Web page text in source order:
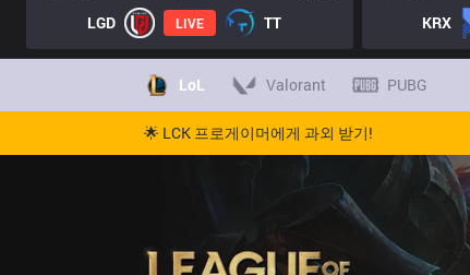
LGD LIVE TT KRX
LoL Valorant PUBG
🌟 LCK 프로게이머에게 과외 받기!